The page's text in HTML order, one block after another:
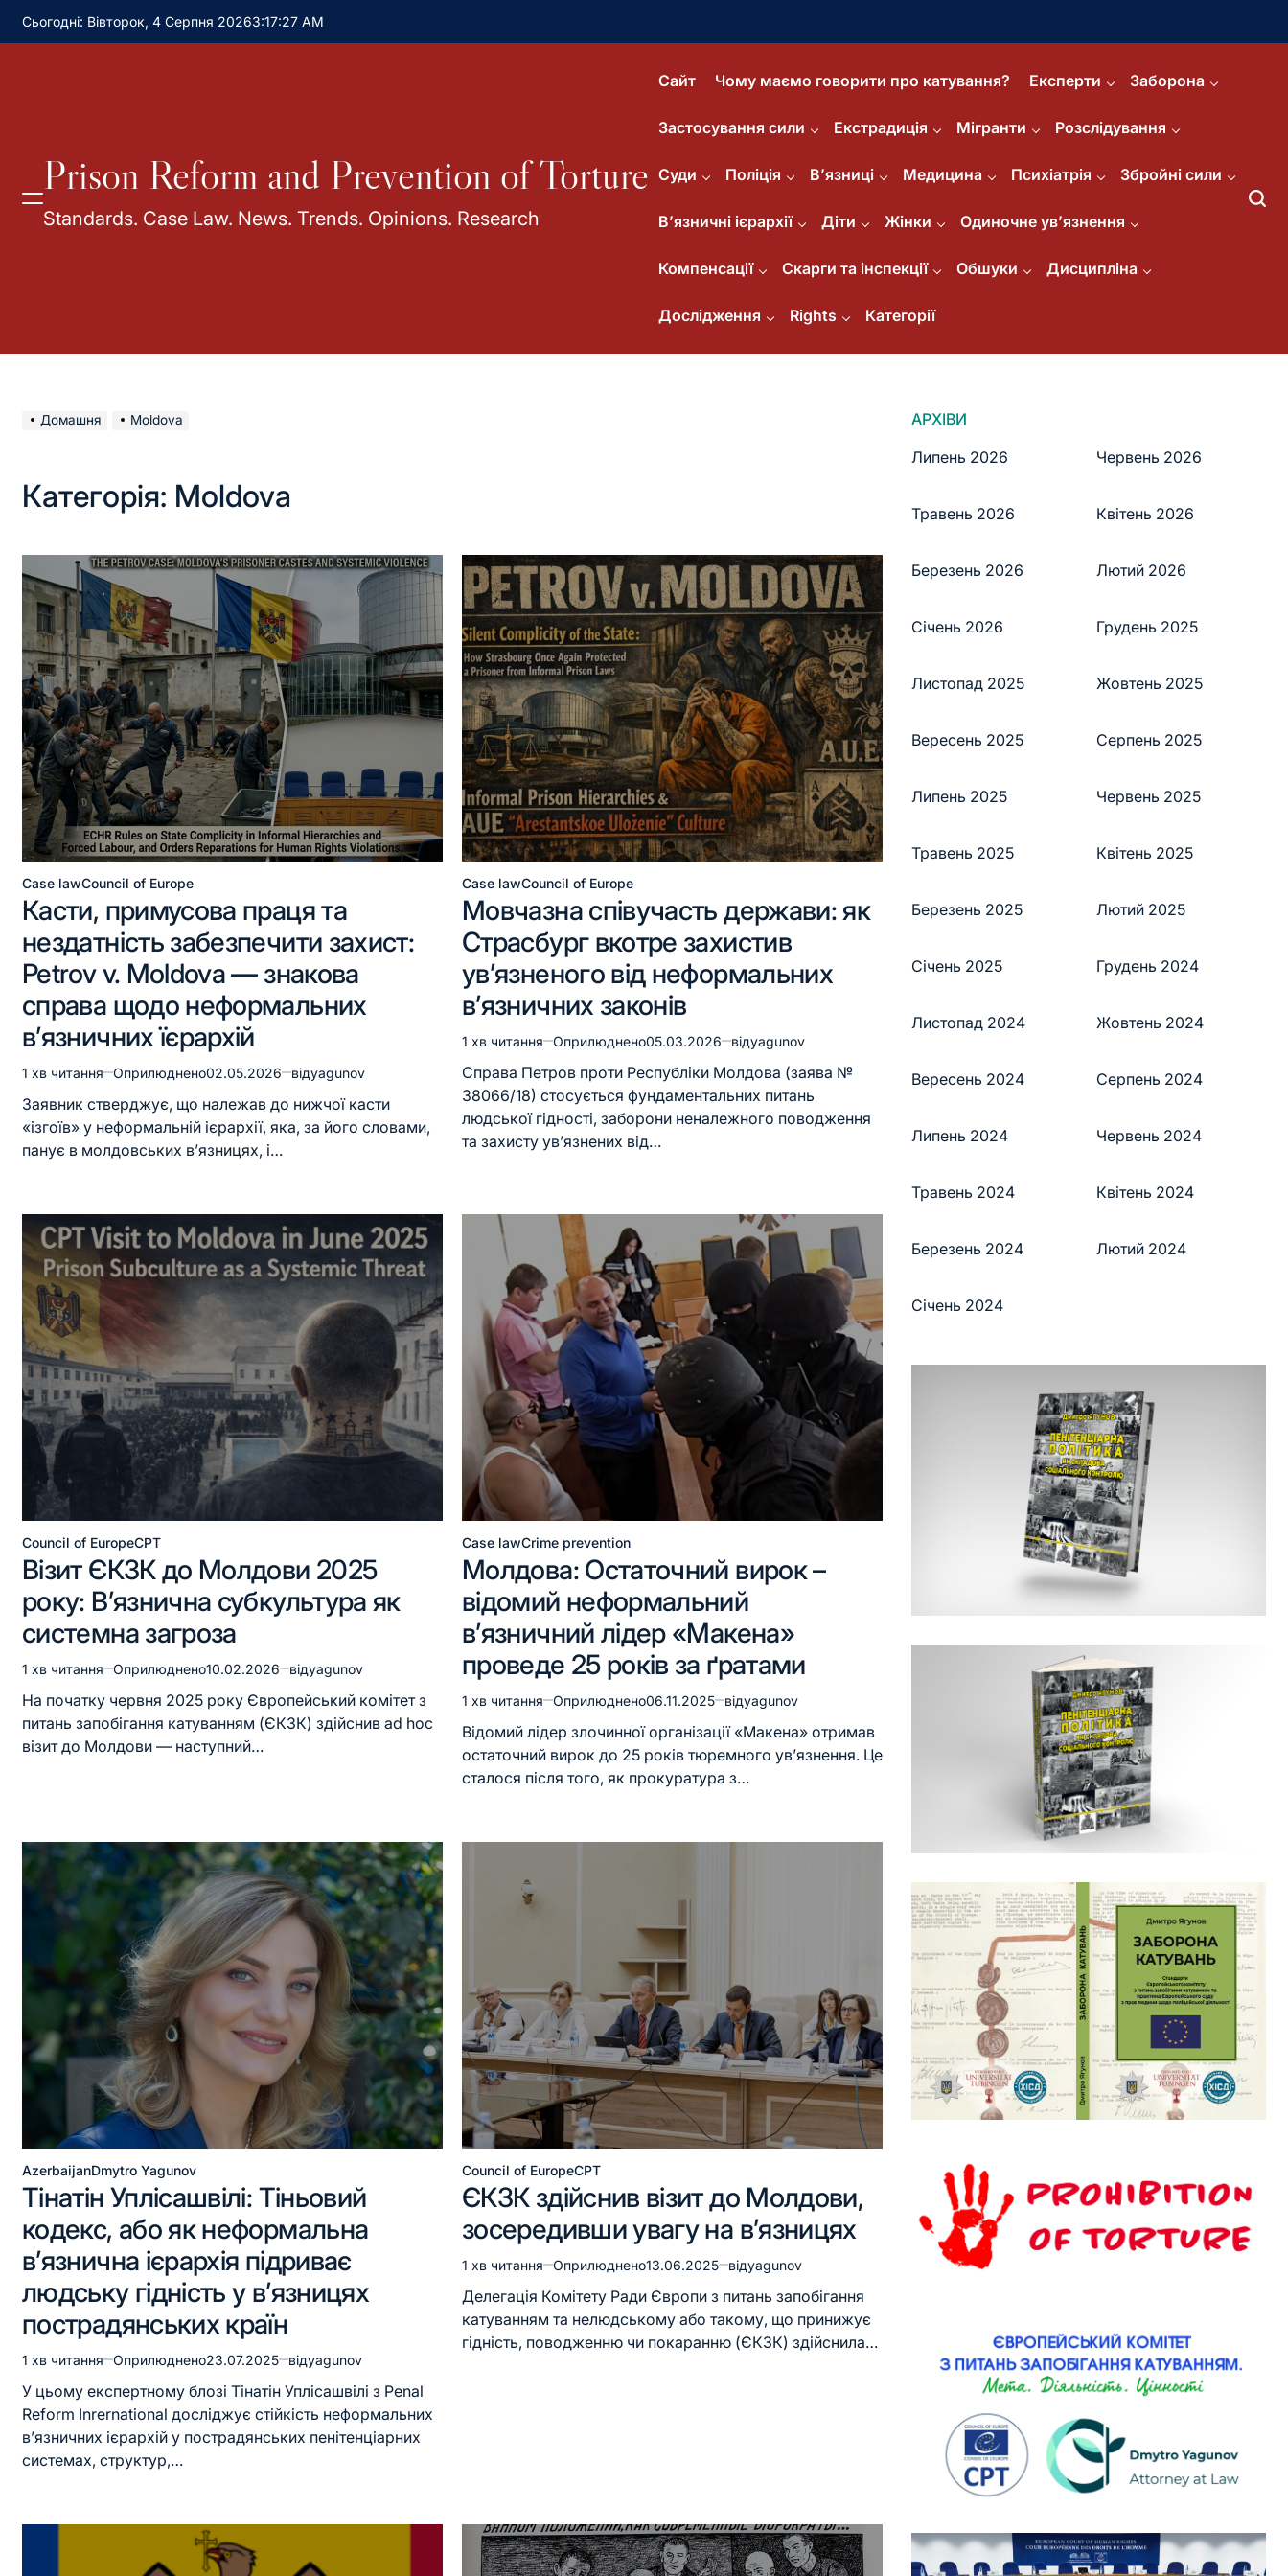
Сьогодні: Вівторок, 4 Серпня 20263:17:29 AM
Prison Reform and Prevention of Torture
Standards. Case Law. News. Trends. Opinions. Research
Сайт Чому маємо говорити про катування? Експерти Заборона
Застосування сили Екстрадиція Мігранти Розслідування
Суди Поліція В’язниці Медицина Психіатрія Збройні сили
В’язничні ієрархії Діти Жінки Одиночне ув’язнення
Компенсації Скарги та інспекції Обшуки Дисципліна
Дослідження Rights Категорії
Домашня Moldova
Категорія: Moldova
Case lawCouncil of Europe
Касти, примусова праця та
нездатність забезпечити захист:
Petrov v. Moldova — знакова
справа щодо неформальних
в’язничних їєрархій
1 хв читання Оприлюднено02.05.2026 відyagunov
Заявник стверджує, що належав до нижчої касти
«ізгоїв» у неформальній ієрархії, яка, за його словами,
панує в молдовських в’язницях, і…
Case lawCouncil of Europe
Мовчазна співучасть держави: як
Страсбург вкотре захистив
ув’язненого від неформальних
в’язничних законів
1 хв читання Оприлюднено05.03.2026 відyagunov
Справа Петров проти Республіки Молдова (заява №
38066/18) стосується фундаментальних питань
людської гідності, заборони неналежного поводження
та захисту ув’язнених від…
Council of EuropeCPT
Візит ЄКЗК до Молдови 2025
року: В’язнична субкультура як
системна загроза
1 хв читання Оприлюднено10.02.2026 відyagunov
На початку червня 2025 року Європейський комітет з
питань запобігання катуванням (ЄКЗК) здійснив ad hoc
візит до Молдови — наступний…
Case lawCrime prevention
Молдова: Остаточний вирок –
відомий неформальний
в’язничний лідер «Макена»
проведе 25 років за ґратами
1 хв читання Оприлюднено06.11.2025 відyagunov
Відомий лідер злочинної організації «Макена» отримав
остаточний вирок до 25 років тюремного ув’язнення. Це
сталося після того, як прокуратура з…
AzerbaijanDmytro Yagunov
Тінатін Уплісашвілі: Тіньовий
кодекс, або як неформальна
в’язнична ієрархія підриває
людську гідність у в’язницях
пострадянських країн
1 хв читання Оприлюднено23.07.2025 відyagunov
У цьому експертному блозі Тінатін Уплісашвілі з Penal
Reform Inrernational досліджує стійкість неформальних
в’язничних ієрархій у пострадянських пенітенціарних
системах, структур,…
Council of EuropeCPT
ЄКЗК здійснив візит до Молдови,
зосередивши увагу на в’язницях
1 хв читання Оприлюднено13.06.2025 відyagunov
Делегація Комітету Ради Європи з питань запобігання
катуванням та нелюдському або такому, що принижує
гідність, поводженню чи покаранню (ЄКЗК) здійснила…
АРХІВИ
Липень 2026
Червень 2026
Травень 2026 Квітень 2026
Березень 2026 Лютий 2026
Січень 2026 Грудень 2025
Листопад 2025 Жовтень 2025
Вересень 2025 Серпень 2025
Липень 2025 Червень 2025
Травень 2025 Квітень 2025
Березень 2025 Лютий 2025
Січень 2025 Грудень 2024
Листопад 2024 Жовтень 2024
Вересень 2024 Серпень 2024
Липень 2024 Червень 2024
Травень 2024 Квітень 2024
Березень 2024 Лютий 2024
Січень 2024